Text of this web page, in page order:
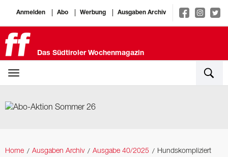
Anmelden Abo Werbung Ausgaben Archiv
Das Südtiroler Wochenmagazin
Home Ausgaben Archiv Ausgabe 40/2025 Hundskompliziert